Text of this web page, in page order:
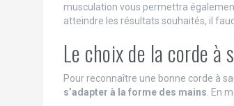
musculation vous permettra
atteindre les résultats souhaités, il
Le choix de la corde à
Pour reconnaître une bonne corde à
s’adapter à la forme des mains . En